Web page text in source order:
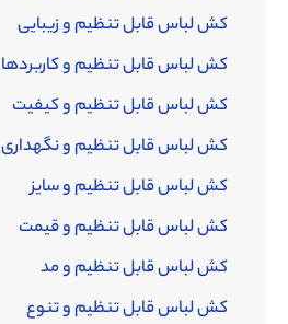
کش لباس قابل تنظیم و زیبایی
کش لباس قابل تنظیم و کاربردها
کش لباس قابل تنظیم و کیفیت
کش لباس قابل تنظیم و نگهداری
کش لباس قابل تنظیم و سایز
کش لباس قابل تنظیم و قیمت
کش لباس قابل تنظیم و مد
کش لباس قابل تنظیم و تنوع